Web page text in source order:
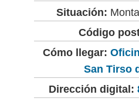
Situación:
Código
Cómo llegar:
San Tirso
Dirección digital: